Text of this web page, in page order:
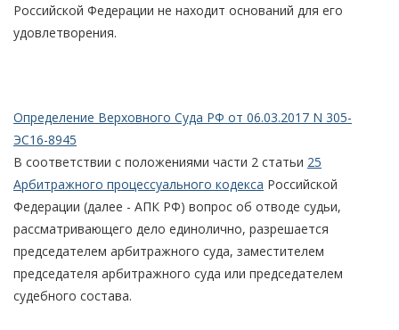
Российской Федерации не находит оснований для его
удовлетворения.
Определение Верховного Суда РФ от 06.03.2017 N 305-
ЭС16-8945
В соответствии с положениями части 2 статьи 25
Арбитражного процессуального кодекса Российской
Федерации (далее - АПК РФ) вопрос об отводе судьи,
рассматривающего дело единолично, разрешается
председателем арбитражного суда, заместителем
председателя арбитражного суда или председателем
судебного состава.